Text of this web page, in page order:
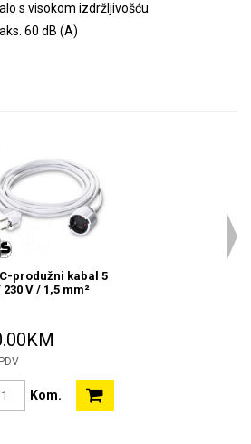
s visokom izdržljivošću
60 dB (A)
produžni kabal 5
230 V / 1,5 mm²
Kom.